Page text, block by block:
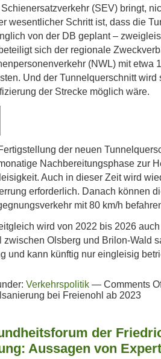
(SEV) bringt,
wesentlicher Schritt ist, dass die
von der DB geplant –
sich der regionale
(NWL) mit etwa
Und der Tunnelquerschnitt wird
der Strecke möglich wäre.
der neuen
Nachbereitungsphase zur
Auch in dieser Zeit wird
erforderlich. Danach können
mit 80 km/h
wird von 2022 bis 2026
zwischen Olsberg und Brilon-Wald
und kann künftig nur eingleisig
Verkehrspolitik — Comments
bei Freienohl ab 2023
der
Aussagen von